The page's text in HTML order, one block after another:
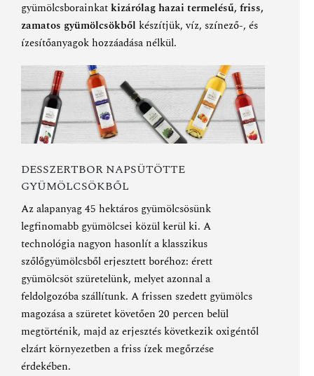
gyümölcsborainkatkizárólag hazai termelésű, friss,
zamatos gyümölcsökből készítjük, víz, színező-, és
ízesítőanyagok hozzáadása nélkül.
DESSZERTBOR NAPSÜTÖTTE
GYÜMÖLCSÖKBŐL
Az alapanyag 45 hektáros gyümölcsösünk
legfinomabb gyümölcsei közül kerül ki. A
technológia nagyon hasonlít a klasszikus
szőlőgyümölcsből erjesztett boréhoz: érett
gyümölcsöt szüretelünk, melyet azonnal a
feldolgozóba szállítunk. A frissen szedett gyümölcs
magozása a szüretet követően 20 percen belül
megtörténik, majd az erjesztés következik oxigéntől
elzárt környezetben a friss ízek megőrzése
érdekében.